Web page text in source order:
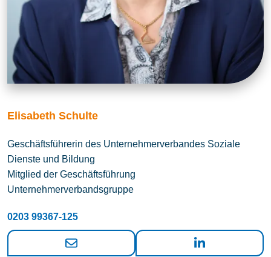
Elisabeth Schulte
Geschäftsführerin des Unternehmerverbandes Soziale
Dienste und Bildung
Mitglied der Geschäftsführung
Unternehmerverbandsgruppe
0203 99367-125